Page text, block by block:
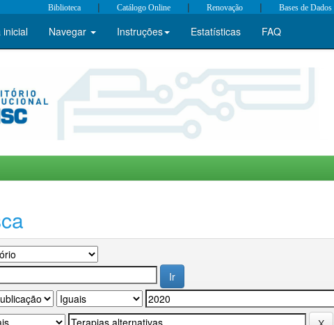
Biblioteca | Catálogo Online | Renovação | Bases de Dados
Navegar Instruções Estatísticas FAQ